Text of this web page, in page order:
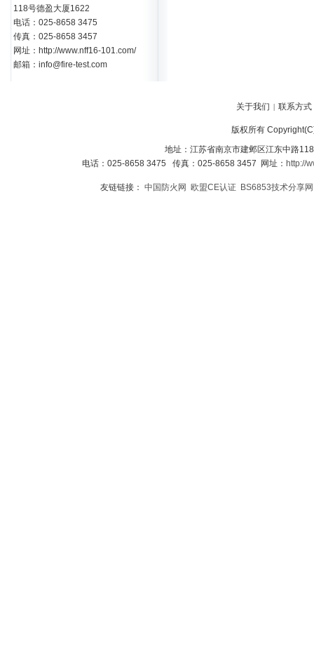
118号德盈大厦1622
电话：025-8658 3475
传真：025-8658 3457
网址：http://www.nff16-101.com/
邮箱：info@fire-test.com
关于我们 | 联系方式
版权所有
地址：江苏省南京市建邺区江东中路
电话：025-8658 3475 传真：025-8658 3457 网址： http://
友链链接： 中国防火网 欧盟CE认证 BS6853技术分享网